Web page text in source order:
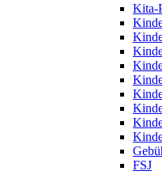
Kita-
FSJ